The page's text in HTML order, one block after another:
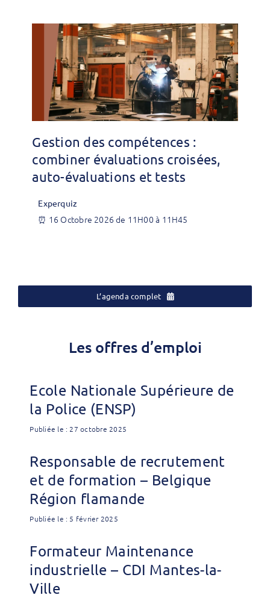
Gestion des compétences :
combiner évaluations croisées,
auto-évaluations et tests
Experquiz
⏰ 16 Octobre 2026 de 11H00 à 11H45
L’agenda complet
Les offres d’emploi
Ecole Nationale Supérieure de
la Police (ENSP)
Publiée le : 27 octobre 2025
Responsable de recrutement
et de formation – Belgique
Région flamande
Publiée le : 5 février 2025
Formateur Maintenance
industrielle – CDI Mantes-la-
Ville